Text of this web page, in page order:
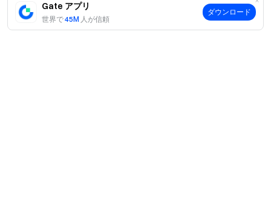
Gate アプリ
世界で45M 人が信頼
ダウンロード